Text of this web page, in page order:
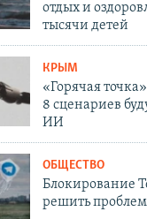
отдых и
тысячи детей
КРЫМ
«Горячая
8 сценариев
ИИ
ОБЩЕСТВО
Блокирование
решить